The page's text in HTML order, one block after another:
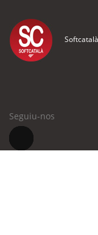
Seguiu-nos